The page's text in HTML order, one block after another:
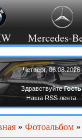
Mercedes-
Четверг, 06.08.2026
ЗдравствуйтеГость
Наша RSS лента
» Фотоальбом